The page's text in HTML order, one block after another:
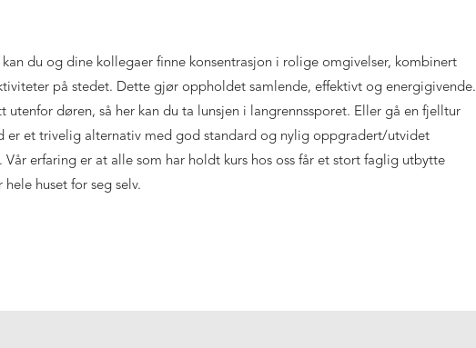
du og dine kollegaer finne konsentrasjon i rolige omgivelser, kombinert
på stedet. Dette gjør oppholdet samlende, effektivt og energigivende.
utenfor døren, så her kan du ta lunsjen i langrennssporet. Eller gå en fjelltur
er et trivelig alternativ med god standard og nylig oppgradert/utvidet
erfaring er at alle som har holdt kurs hos oss får et stort faglig utbytte
huset for seg selv.